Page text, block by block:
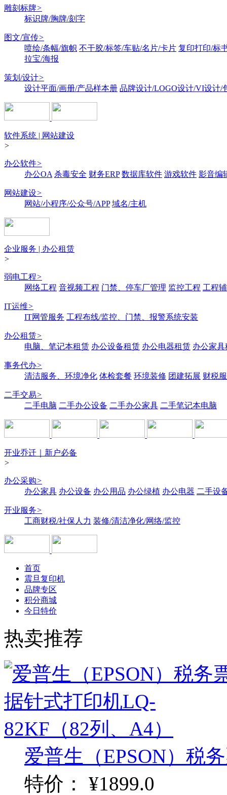
雕刻标牌>
标识牌/胸牌/刻字
图文/宣传>
喷绘/条幅/旗帜 不干胶/标签/车贴/名片/卡片 复印打印/标
拉宝/海报
策划/设计>
设计平面/画册/产品样本册 品牌设计/LOGO设计/VI设计/
软件系统 | 网站建设
>
办公软件>
办公OA 杀毒安全 财务ERP 数据库软件 游戏软件 影音编
网站建设>
网站/小程序/公众号/APP 域名/主机
企业服务 | 办公租赁
>
弱电工程>
网络工程 音视频工程 门禁、停车厂管理 监控工程 工程
IT运维>
IT网管服务 工程布线/监控、门禁、报警系统安装
办公租赁>
电脑、笔记本租赁 办公设备租赁 办公电器租赁 办公家具
事务代办>
清洁服务、环境净化 体检套餐 环境装修 团建拓展 财税
二手交易>
二手电脑 二手办公设备 二手办公家具 二手笔记本电脑
开业乔迁｜新户必备
>
办公采购>
办公家具 办公设备 办公用品 办公绿植 办公电器 二手设
开业服务>
工商财税/社保人力 装修/清洁净化/网络/监控
首页
震旦复印机
品牌专区
积分商城
今日特价
热卖推荐
爱普生（EPSON）税
特价：
¥1899.0